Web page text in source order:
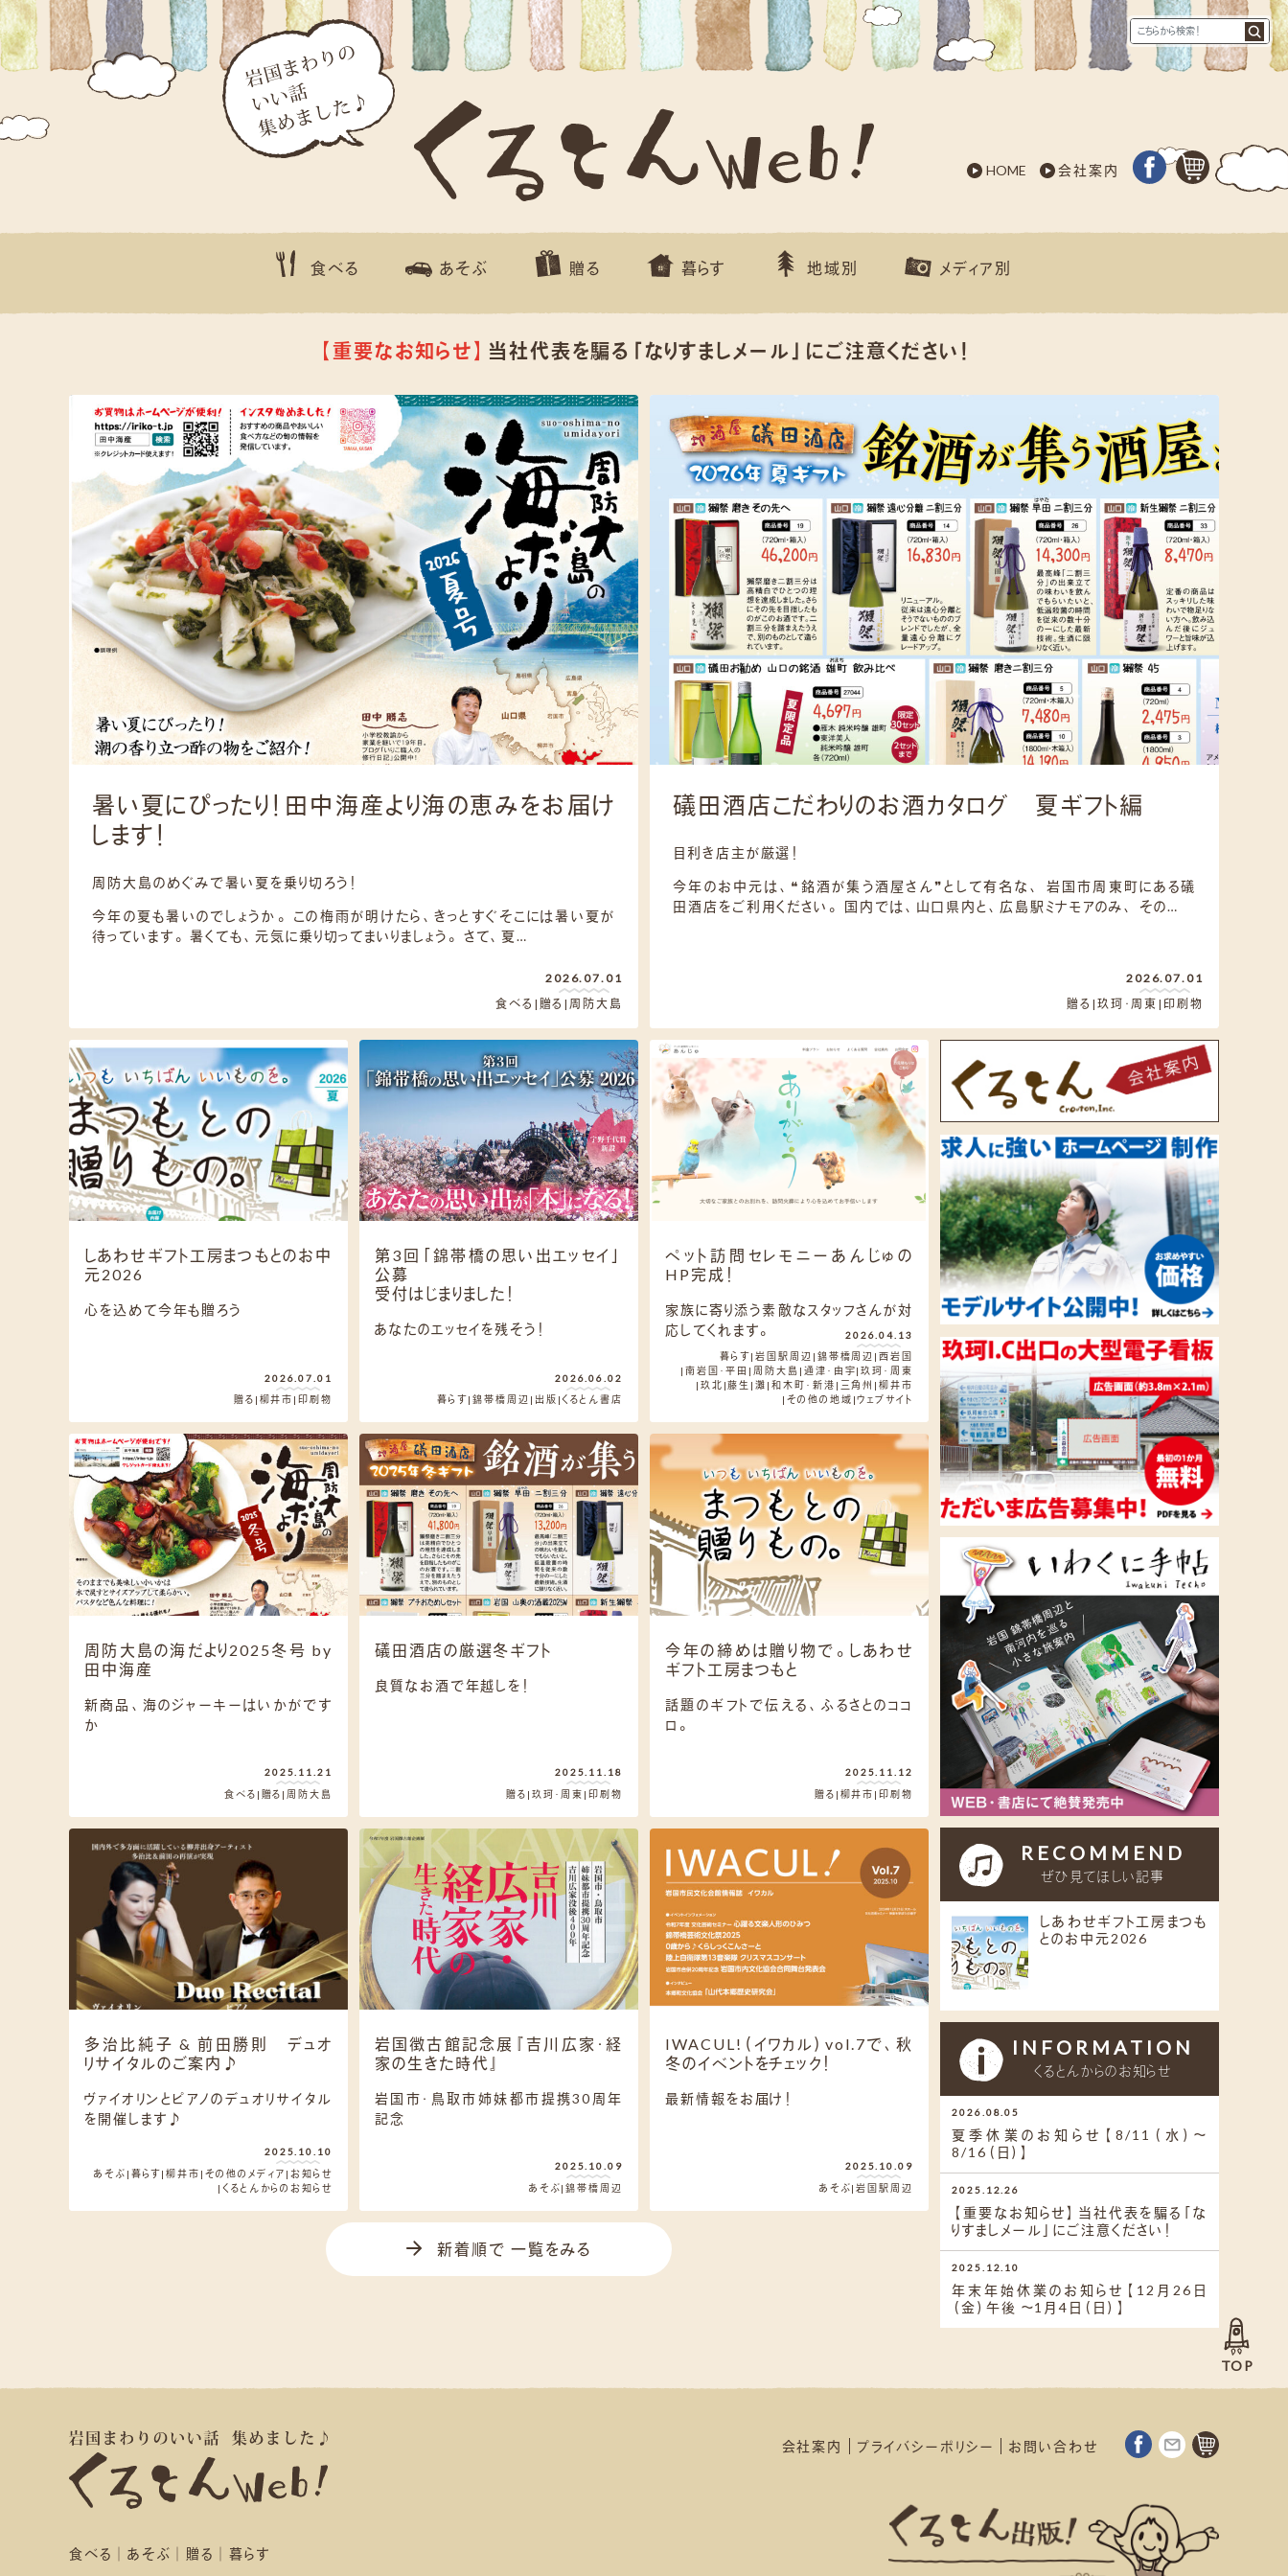
HOME 会社案内
食べる あそぶ 贈る 暮らす 地域別 メディア別
【重要なお知らせ】 当社代表を騙る「なりすましメール」にご注意ください！
暑い夏にぴったり！田中海産より海の恵みをお届け
します！
周防大島のめぐみで暑い夏を乗り切ろう！
今年の夏も暑いのでしょうか。 この梅雨が明けたら、きっとすぐそこには暑い夏が
待っています。 暑くても、元気に乗り切ってまいりましょう。 さて、夏…
2026.07.01
食べる 贈る 周防大島
礒田酒店こだわりのお酒カタログ 夏ギフト編
目利き店主が厳選！
今年のお中元は、❝銘酒が集う酒屋さん❞として有名な、 岩国市周東町にある礒
田酒店をご利用ください。 国内では、山口県内と、広島駅ミナモアのみ、 その…
2026.07.01
贈る 玖珂・周東 印刷物
しあわせギフト工房まつもとのお中
元2026
心を込めて今年も贈ろう
2026.07.01
贈る 柳井市 印刷物
第3回「錦帯橋の思い出エッセイ」
公募
受付はじまりました！
あなたのエッセイを残そう！
2026.06.02
暮らす 錦帯橋周辺 出版 くるとん書店
ペット訪問セレモニーあんじゅの
HP完成！
家族に寄り添う素敵なスタッフさんが対
応してくれます。
2026.04.13
暮らす 岩国駅周辺 錦帯橋周辺
西岩国
南岩国・平田
周防大島 通津・由宇 玖珂・周東
玖北 藤生 灘 和木町・新港 三角州
柳井市
その他の地域 ウェブサイト
周防大島の海だより2025冬号 by
田中海産
新商品、海のジャーキーはいかがです
か
2025.11.21
食べる
贈る 周防大島
礒田酒店の厳選冬ギフト
良質なお酒で年越しを！
2025.11.18
贈る 玖珂・周東 印刷物
今年の締めは贈り物で。しあわせ
ギフト工房まつもと
話題のギフトで伝える、ふるさとのココ
ロ。
2025.11.12
贈る 柳井市 印刷物
多治比純子 & 前田勝則 デュオ
リサイタルのご案内♪
ヴァイオリンとピアノのデュオリサイタル
を開催します♪
2025.10.10
あそぶ 暮らす 柳井市 その他のメディア
お知らせ
くるとんからのお知らせ
岩国徴古館記念展『吉川広家・経
家の生きた時代』
岩国市・鳥取市姉妹都市提携30周年
記念
2025.10.09
あそぶ 錦帯橋周辺
IWACUL!（イワカル）vol.7で、秋
冬のイベントをチェック！
最新情報をお届け！
2025.10.09
あそぶ 岩国駅周辺
新着順で 一覧をみる
RECOMMEND
ぜひ見てほしい記事
しあわせギフト工房まつも
とのお中元2026
INFORMATION
くるとんからのお知らせ
2026.08.05
夏季休業のお知らせ【8/11（水）～
8/16（日）】
2025.12.26
【重要なお知らせ】当社代表を騙る「な
りすましメール」にご注意ください！
2025.12.10
年末年始休業のお知らせ【12月26日
（金）午後 ～1月4日（日）】
食べる あそぶ 贈る 暮らす
会社案内 プライバシーポリシー お問い合わせ